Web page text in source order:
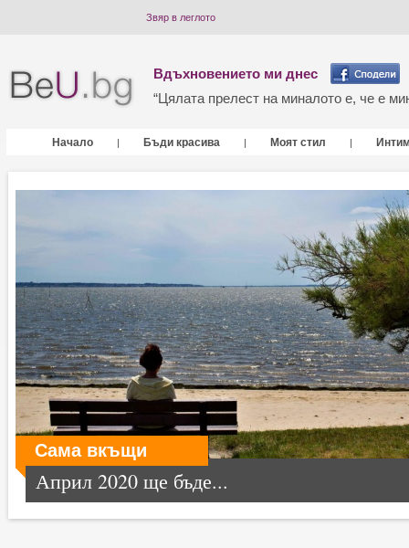
Звяр в леглото
Вдъхновението ми днес
“Цялата прелест на миналото е, че е
Начало | Бъди красива | Моят стил |
Сама вкъщи
Април 2020 ще бъде...